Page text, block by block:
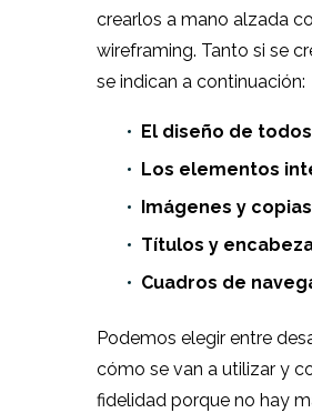
crearlos a mano alzada
wireframing. Tanto si se
se indican a continuación:
El diseño de
Los elementos
Imágenes y copias
Títulos y
Cuadros de
Podemos elegir entre
cómo se van a utilizar y
fidelidad porque no hay